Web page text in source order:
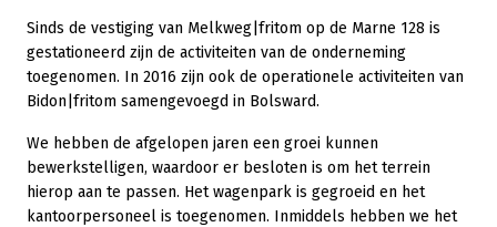
Sinds de vestiging van Melkweg|fritom op de Marne 128 is
gestationeerd zijn de activiteiten van de onderneming
toegenomen. In 2016 zijn ook de operationele activiteiten van
Bidon|fritom samengevoegd in Bolsward.
We hebben de afgelopen jaren een groei kunnen
bewerkstelligen, waardoor er besloten is om het terrein
hierop aan te passen. Het wagenpark is gegroeid en het
kantoorpersoneel is toegenomen. Inmiddels hebben we het